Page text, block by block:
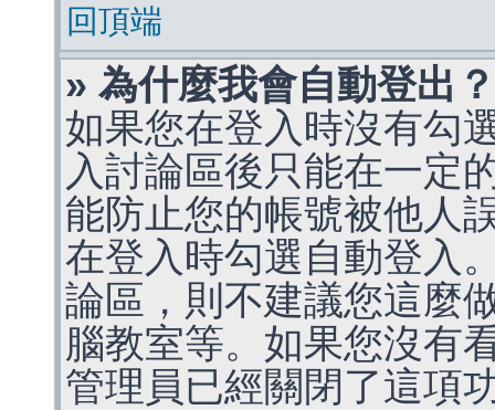
回頂端
» 為什麼我會自動登出？
如果您在登入時沒有勾
入討論區後只能在一定
能防止您的帳號被他人
在登入時勾選自動登入
論區，則不建議您這麼
腦教室等。如果您沒有
管理員已經關閉了這項